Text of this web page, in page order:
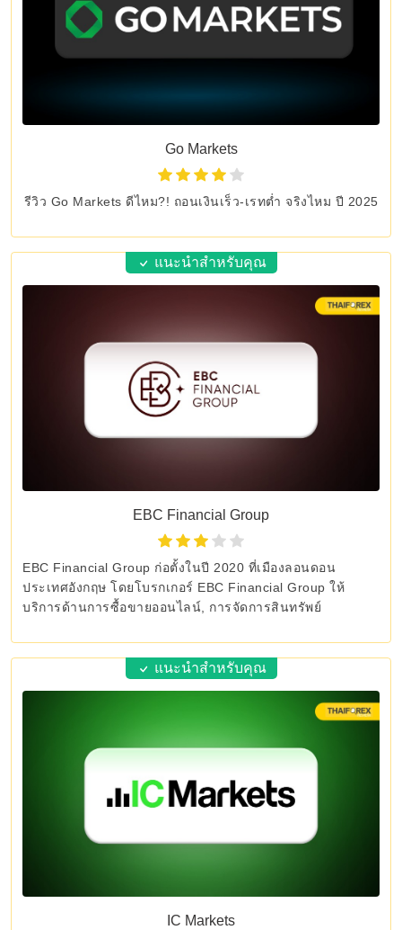
Go Markets
รีวิว Go Markets ดีไหม?! ถอนเงินเร็ว-เรทต่ำ จริงไหม ปี 2025
แนะนำสำหรับคุณ
EBC Financial Group
EBC Financial Group ก่อตั้งในปี 2020 ที่เมืองลอนดอน
ประเทศอังกฤษ โดยโบรกเกอร์ EBC Financial Group ให้
บริการด้านการซื้อขายออนไลน์, การจัดการสินทรัพย์
แนะนำสำหรับคุณ
IC Markets